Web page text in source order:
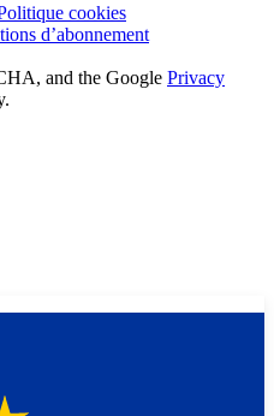
cookies
d’abonnement
and the Google Privacy